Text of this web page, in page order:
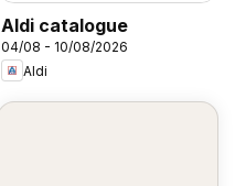
Aldi catalogue
04/08 - 10/08/2026
Aldi